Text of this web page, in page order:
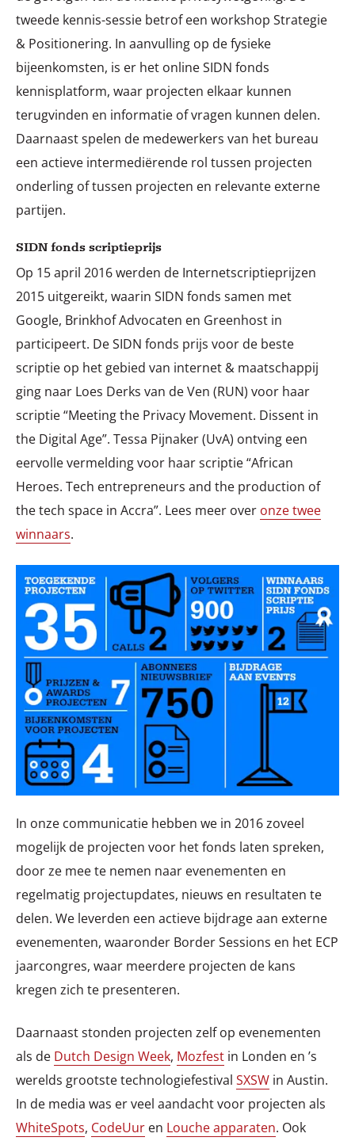
tweede kennis-sessie betrof een workshop Strategie
& Positionering. In aanvulling op de fysieke
bijeenkomsten, is er het online SIDN fonds
kennisplatform, waar projecten elkaar kunnen
terugvinden en informatie of vragen kunnen delen.
Daarnaast spelen de medewerkers van het bureau
een actieve intermediërende rol tussen projecten
onderling of tussen projecten en relevante externe
partijen.
SIDN fonds scriptieprijs
Op 15 april 2016 werden de Internetscriptieprijzen
2015 uitgereikt, waarin SIDN fonds samen met
Google, Brinkhof Advocaten en Greenhost in
participeert. De SIDN fonds prijs voor de beste
scriptie op het gebied van internet & maatschappij
ging naar Loes Derks van de Ven (RUN) voor haar
scriptie “Meeting the Privacy Movement. Dissent in
the Digital Age”. Tessa Pijnaker (UvA) ontving een
eervolle vermelding voor haar scriptie “African
Heroes. Tech entrepreneurs and the production of
the tech space in Accra”. Lees meer over onze twee
winnaars.
In onze communicatie hebben we in 2016 zoveel
mogelijk de projecten voor het fonds laten spreken,
door ze mee te nemen naar evenementen en
regelmatig projectupdates, nieuws en resultaten te
delen. We leverden een actieve bijdrage aan externe
evenementen, waaronder Border Sessions en het ECP
jaarcongres, waar meerdere projecten de kans
kregen zich te presenteren.
Daarnaast stonden projecten zelf op evenementen
als de Dutch Design Week, Mozfest in Londen en ’s
werelds grootste technologiefestival SXSW in Austin.
In de media was er veel aandacht voor projecten als
WhiteSpots, CodeUur en Louche apparaten. Ook